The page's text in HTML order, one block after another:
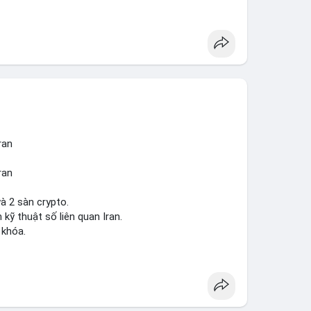
này? Hãy cùng theo dõi các phân tích
2 sàn crypto.
thuật số liên quan Iran.